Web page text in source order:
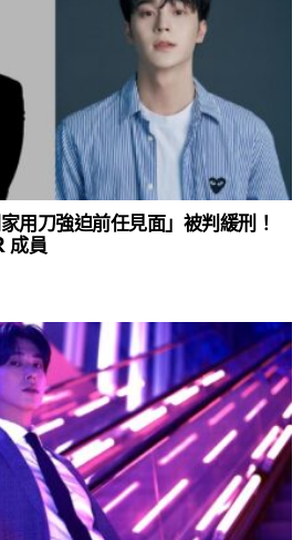
用刀強迫前任見面」被判緩刑！
成員